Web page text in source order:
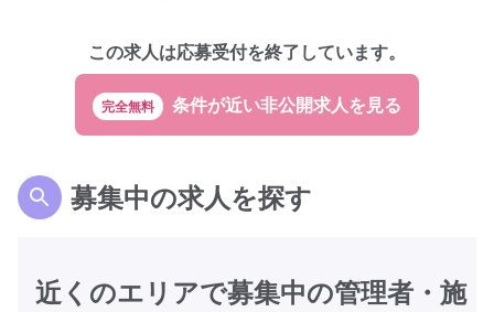
この求人は応募受付を終了しています。
完全無料
募集中の求人を探す
近くのエリアで募集中の管理者・施